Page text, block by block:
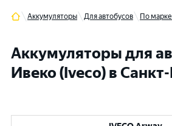
Аккумуляторы Для автобусов По
Аккумуляторы для
Ивеко (Iveco) в